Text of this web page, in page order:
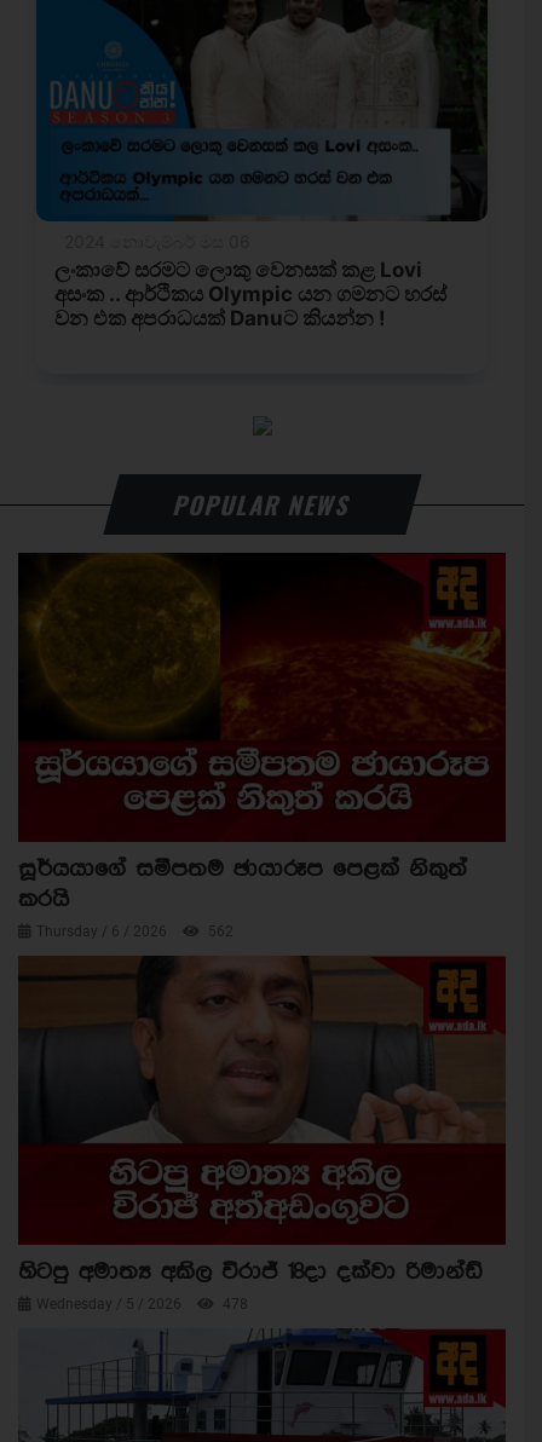
POPULAR NEWS
සූර්යයාගේ සමීපතම ඡායාරූප පෙළක් නිකුත්
කරයි
Thursday / 6 / 2026 562
හිටපු අමාත්‍ය අකිල විරාජ් 18දා දක්වා රිමාන්ඩ්
Wednesday / 5 / 2026 478